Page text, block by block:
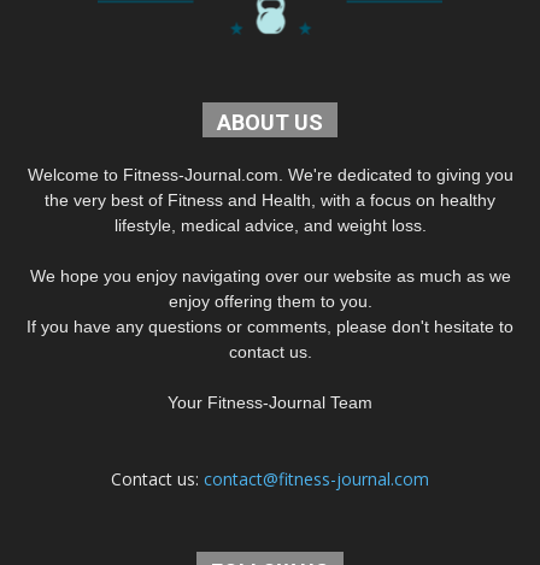
ABOUT US
Welcome to Fitness-Journal.com. We're dedicated to giving you
the very best of Fitness and Health, with a focus on healthy
lifestyle, medical advice, and weight loss.
We hope you enjoy navigating over our website as much as we
enjoy offering them to you.
If you have any questions or comments, please don't hesitate to
contact us.
Your Fitness-Journal Team
Contact us: contact@fitness-journal.com